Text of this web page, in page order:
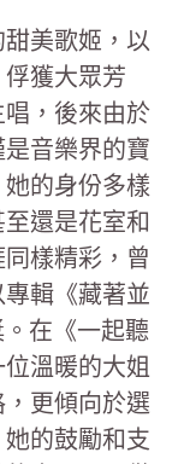
美歌姬，以
獲大眾芳
，後來由於
音樂界的寶
的身份多樣
還是花室和
樣精彩，曾
輯《藏著並
在《一起聽
溫暖的大姐
更傾向於選
的鼓勵和支